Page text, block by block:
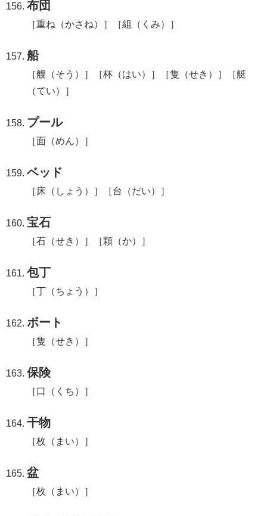
布団
［重ね（かさね）］［組（くみ）］
船
［艘（そう）］［杯（はい）］［隻（せき）］［艇
（てい）］
プール
［面（めん）］
ベッド
［床（しょう）］［台（だい）］
宝石
［石（せき）］［顆（か）］
包丁
［丁（ちょう）］
ボート
［隻（せき）］
保険
［口（くち）］
干物
［枚（まい）］
盆
［枚（まい）］